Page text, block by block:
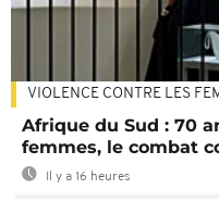
VIOLENCE CONTRE LES
Afrique du Sud : 70
femmes, le combat
Il y a 16 heures